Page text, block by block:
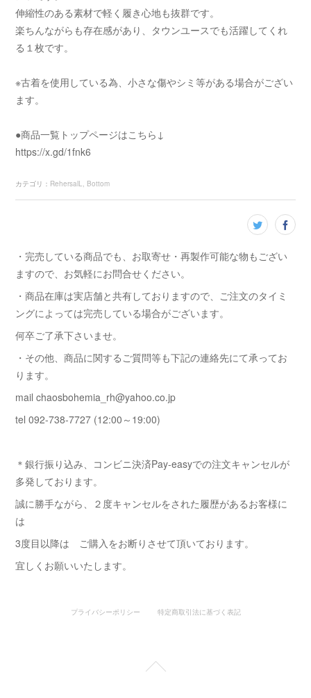
伸縮性のある素材で軽く履き心地も抜群です。
楽ちんながらも存在感があり、タウンユースでも活躍してくれ
る１枚です。
※古着を使用している為、小さな傷やシミ等がある場合がござい
ます。
●商品一覧トップページはこちら↓
https://x.gd/1fnk6
カテゴリ ： RehersalL Bottom
・完売している商品でも、お取寄せ・再製作可能な物もござい
ますので、お気軽にお問合せください。
・商品在庫は実店舗と共有しておりますので、ご注文のタイミ
ングによっては完売している場合がございます。
何卒ご了承下さいませ。
・その他、商品に関するご質問等も下記の連絡先にて承ってお
ります。
mail chaosbohemia_rh@yahoo.co.jp
tel 092-738-7727 (12:00～19:00)
＊銀行振り込み、コンビニ決済Pay-easyでの注文キャンセルが
多発しております。
誠に勝手ながら、２度キャンセルをされた履歴があるお客様に
は
3度目以降は ご購入をお断りさせて頂いております。
宜しくお願いいたします。
プライバシーポリシー 特定商取引法に基づく表記